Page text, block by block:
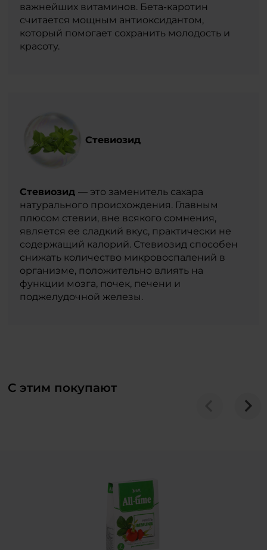
важнейших витаминов. Бета-каротин
считается мощным антиоксидантом,
который помогает сохранить молодость и
красоту.
Стевиозид
Стевиозид— это заменитель сахара
натурального происхождения. Главным
плюсом стевии, вне всякого сомнения,
является ее сладкий вкус, практически не
содержащий калорий. Стевиозид способен
снижать количество микровоспалений в
организме, положительно влиять на
функции мозга, почек, печени и
поджелудочной железы.
С этим покупают